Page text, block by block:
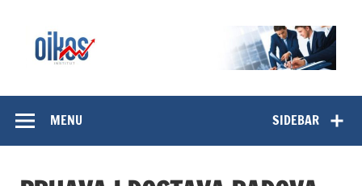
OIKOS Institut
SIDEBAR
MENU